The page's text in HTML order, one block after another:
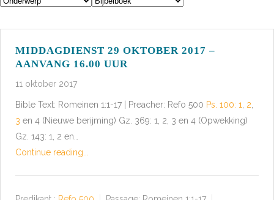
MIDDAGDIENST 29 OKTOBER 2017 –
AANVANG 16.00 UUR
11 oktober 2017
Bible Text: Romeinen 1:1-17 | Preacher: Refo 500 Ps. 100: 1 2
3 en 4 (Nieuwe berijming) Gz. 369: 1, 2, 3 en 4 (Opwekking)
Gz. 143: 1, 2 en…
Continue reading...